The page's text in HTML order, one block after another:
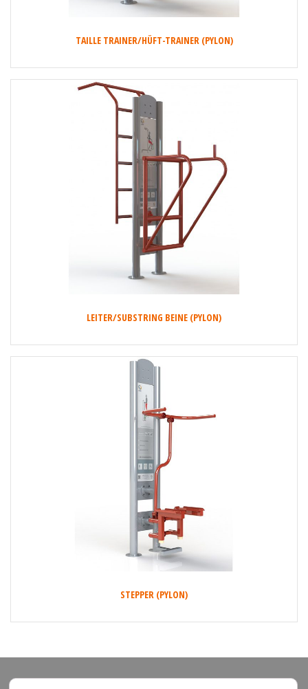
TAILLE TRAINER/HÜFT-TRAINER (PYLON)
LEITER/SUBSTRING BEINE (PYLON)
STEPPER (PYLON)